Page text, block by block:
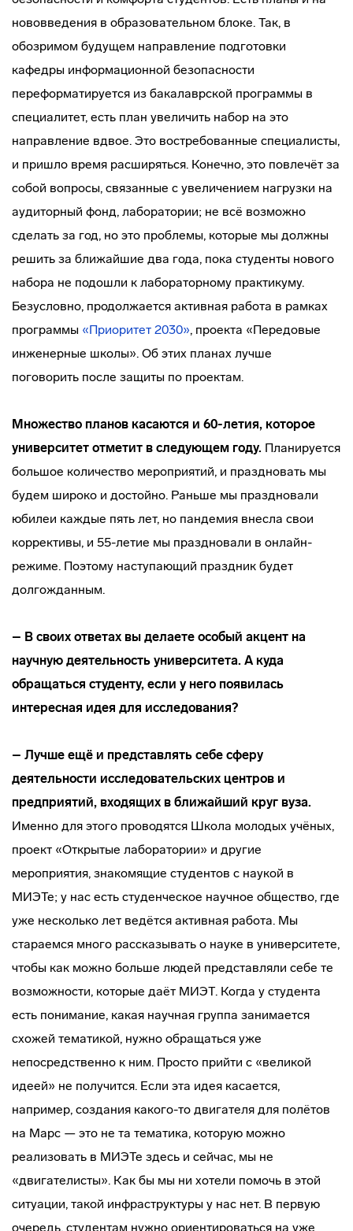
нововведения в образовательном блоке. Так, в
обозримом будущем направление подготовки
кафедры информационной безопасности
переформатируется из бакалаврской программы в
специалитет, есть план увеличить набор на это
направление вдвое. Это востребованные специалисты,
и пришло время расширяться. Конечно, это повлечёт за
собой вопросы, связанные с увеличением нагрузки на
аудиторный фонд, лаборатории; не всё возможно
сделать за год, но это проблемы, которые мы должны
решить за ближайшие два года, пока студенты нового
набора не подошли к лабораторному практикуму.
Безусловно, продолжается активная работа в рамках
программы «Приоритет 2030», проекта «Передовые
инженерные школы». Об этих планах лучше
поговорить после защиты по проектам.
Множество планов касаются и 60-летия, которое
университет отметит в следующем году. Планируется
большое количество мероприятий, и праздновать мы
будем широко и достойно. Раньше мы праздновали
юбилеи каждые пять лет, но пандемия внесла свои
коррективы, и 55-летие мы праздновали в онлайн-
режиме. Поэтому наступающий праздник будет
долгожданным.
– В своих ответах вы делаете особый акцент на
научную деятельность университета. А куда
обращаться студенту, если у него появилась
интересная идея для исследования?
– Лучше ещё и представлять себе сферу
деятельности исследовательских центров и
предприятий, входящих в ближайший круг вуза.
Именно для этого проводятся Школа молодых учёных,
проект «Открытые лаборатории» и другие
мероприятия, знакомящие студентов с наукой в
МИЭТе; у нас есть студенческое научное общество, где
уже несколько лет ведётся активная работа. Мы
стараемся много рассказывать о науке в университете,
чтобы как можно больше людей представляли себе те
возможности, которые даёт МИЭТ. Когда у студента
есть понимание, какая научная группа занимается
схожей тематикой, нужно обращаться уже
непосредственно к ним. Просто прийти с «великой
идеей» не получится. Если эта идея касается,
например, создания какого-то двигателя для полётов
на Марс — это не та тематика, которую можно
реализовать в МИЭТе здесь и сейчас, мы не
«двигателисты». Как бы мы ни хотели помочь в этой
ситуации, такой инфраструктуры у нас нет. В первую
очередь, студентам нужно ориентироваться на уже